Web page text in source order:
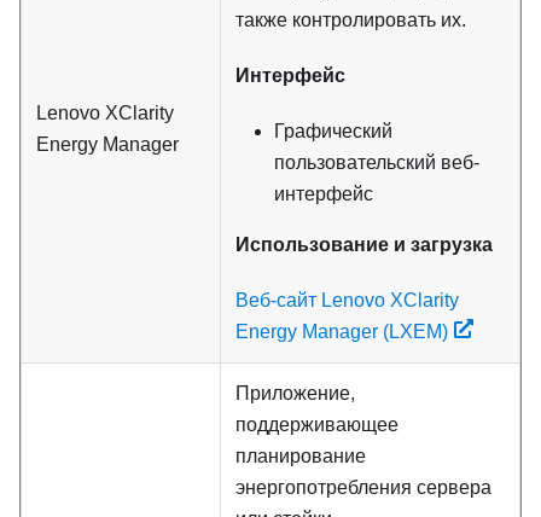
Lenovo XClarity
Energy Manager
также контролировать их.
Интерфейс
Графический
пользовательский веб-
интерфейс
Использование и загрузка
Веб-сайт Lenovo XClarity
Energy Manager (LXEM)
Приложение,
поддерживающее
планирование
энергопотребления сервера